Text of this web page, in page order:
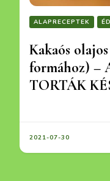
ALAPRECEPTEK
Kakaós
formához) –
TORTÁK
2021-07-30